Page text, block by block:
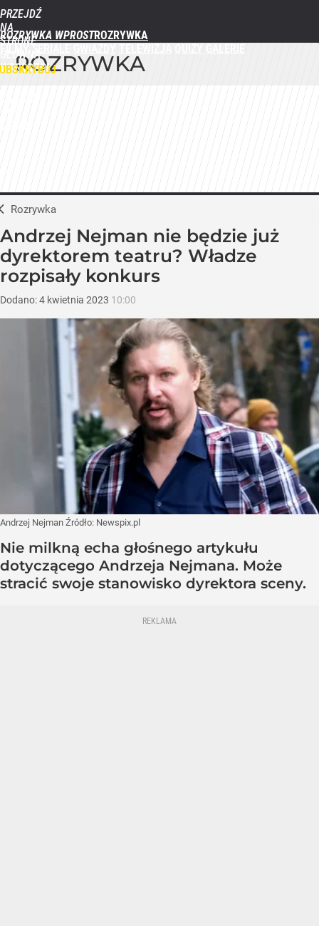
PRZEJDŹ
NA
STRONĘ
GŁÓWNĄ
WPROST.PL
ROZRYWKA WPROST
ROZRYWKA
Rozrywka
Andrzej Nejman nie będzie już
dyrektorem teatru? Władze
rozpisały konkurs
Dodano:4 kwietnia 2023 10:00
Andrzej Nejman Źródło: Newspix.pl
Nie milkną echa głośnego artykułu
dotyczącego Andrzeja Nejmana. Może
stracić swoje stanowisko dyrektora sceny.